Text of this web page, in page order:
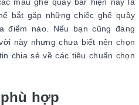
mẫu ghế quầy bar hiện nay là
bắt gặp những chiếc ghế quầy
điểm nào. Nếu bạn cũng đang
này nhưng chưa biết nên chọn
chia sẻ về các tiêu chuẩn chọn
hợp